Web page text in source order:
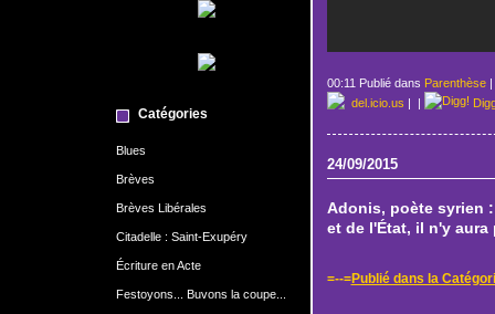
Catégories
Blues
Brèves
Brèves Libérales
Citadelle : Saint-Exupéry
Écriture en Acte
Festoyons... Buvons la coupe...
00:11 Publié dans Parenthèse|
del.icio.us | |
24/09/2015
Adonis, poète syrien
et de l'État, il n'y aura
=--=Publié dans la